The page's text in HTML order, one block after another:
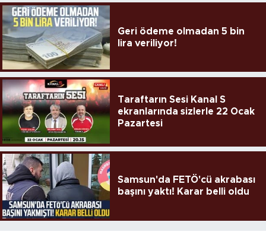
Geri ödeme olmadan 5 bin
lira veriliyor!
Taraftarın Sesi Kanal S
ekranlarında sizlerle 22 Ocak
Pazartesi
Samsun'da FETÖ'cü akrabası
başını yaktı! Karar belli oldu